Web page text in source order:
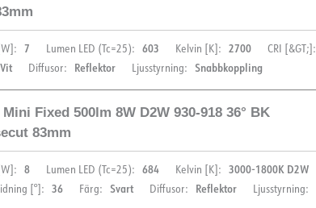
LJUSFÖRDELNING
7 Lumen LED (Tc=25): 603 Kelvin [K]: 2700 CRI [&GT;]:
Vit Diffusor: Reflektor Ljusstyrning: Snabbkoppling
LJUSFÖRDELNING
Fixed 500lm 8W D2W 930-918 36° BK
83mm
8 Lumen LED (Tc=25): 684 Kelvin [K]: 3000-1800K D2W
[°]: 36 Färg: Svart Diffusor: Reflektor Ljusstyrning: